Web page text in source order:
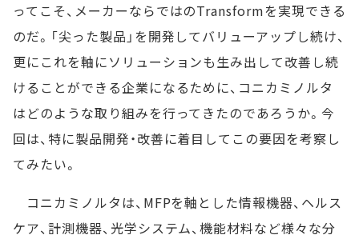
ってこそ、メーカーならではのTransformを実現できる
のだ。「尖った製品」を開発してバリューアップし続け、
更にこれを軸にソリューションも生み出して改善し続
けることができる企業になるために、コニカミノルタ
はどのような取り組みを行ってきたのであろうか。今
回は、特に製品開発・改善に着目してこの要因を考察し
てみたい。
コニカミノルタは、MFPを軸とした情報機器、ヘルス
ケア、計測機器、光学システム、機能材料など様々な分